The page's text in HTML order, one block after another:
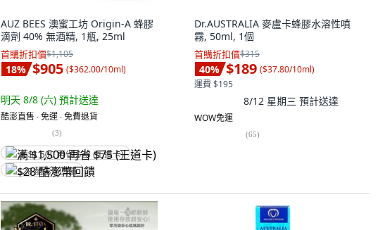
AUZ BEES 澳蜜工坊 Origin-A 蜂膠
滴劑 40% 無酒精, 1瓶, 25ml
首購折扣價$1,105
18% $905 ($362.00/10ml)
明天 8/8 (六) 預計送達
酷澎直售 ∙ 免運 ∙ 免費退貨
(3)
满 $1,500 再省 $75 (王道卡)
$28 酷澎幣回饋
Dr.AUSTRALIA 麥盧卡蜂膠水溶性噴
霧, 50ml, 1個
首購折扣價$315
40% $189 ($37.80/10ml)
運費 $195
8/12 星期三 預計送達
WOW免運
(65)